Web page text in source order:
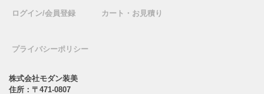
ログイン/会員登録 カート・お見積り
プライバシーポリシー
株式会社モダン装美
住所：〒471-0807